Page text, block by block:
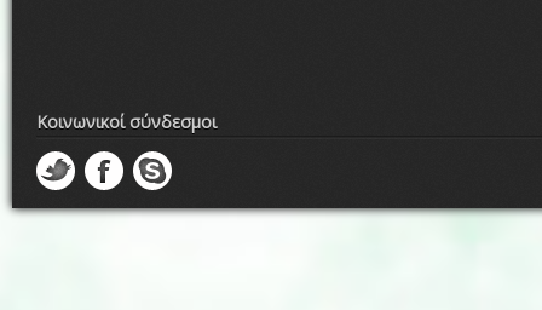
Κοινωνικοί σύνδεσμοι